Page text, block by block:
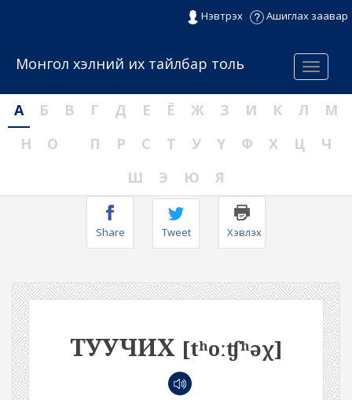
Нэвтрэх Ашиглах заавар
Menu
Монгол хэлний их тайлбар толь
А Б В Г Д Е Ё Ж З И К Л
М
Н
О П Р С Т У Ү Ф Х Ц
Ч
Ш
Э Ю Я
Share Tweet Хэвлэх
ТУУЧИХ [tʰoːʧʰəχ]